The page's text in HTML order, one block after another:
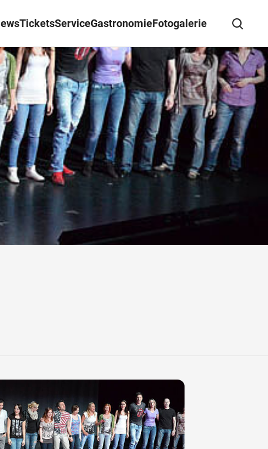
TicketsServiceGastronomieFotogalerie
Suche schließen
Wegbeschreibung erhalten